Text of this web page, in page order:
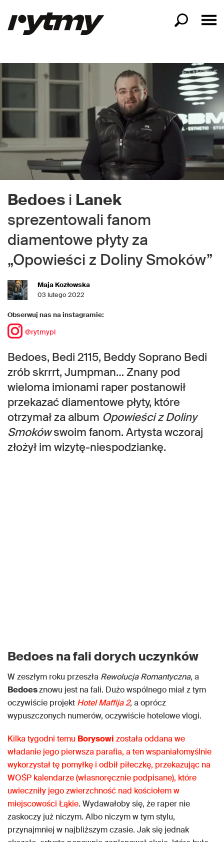
Bedoes i Lanek
sprezentowali fanom
diamentowe płyty za
„Opowieści z Doliny Smoków”
Maja Kozłowska
03 lutego 2022
Obserwuj nas na instagramie:
@rytmypl
Bedoes, Bedi 2115, Beddy Soprano Bedi
zrób skrrrt, Jumpman… Znany pod
wieloma imionami raper postanowił
przekazać diamentowe płyty, które
otrzymał za album Opowieści z Doliny
Smokówswoim fanom. Artysta wczoraj
złożył im wizytę-niespodziankę.
Bedoes na fali dorych uczynków
W zeszłym roku przeszła Rewolucja Romantyczna, a
Bedoesznowu jest na fali. Dużo wspólnego miał z tym
oczywiście projekt Hotel Maffija 2, a oprócz
wypuszczonych numerów, oczywiście hotelowe vlogi.
Kilka tygodni temu Borysowi została oddana we
władanie jego pierwsza parafia, a ten wspaniałomyślnie
wykorzystał tę pomyłkę i odbił piłeczkę, przekazując na
WOŚP kalendarze (własnoręcznie podpisane), które
uwieczniły jego zwierzchność nad kościołem w
miejscowości Łąkie. Wydawałoby się, że raper nie
zaskoczy już niczym. Albo niczym w tym stylu,
przynajmniej w najbliższym czasie. Jak się jednak